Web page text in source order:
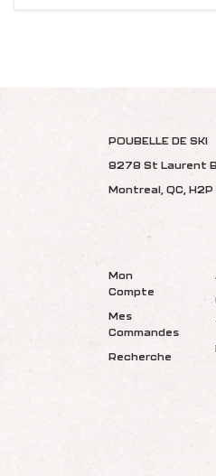
POUBELLE DE SKI
8278 St Laurent
Montreal, QC, H2P
Mon
Compte
Mes
Commandes
Recherche